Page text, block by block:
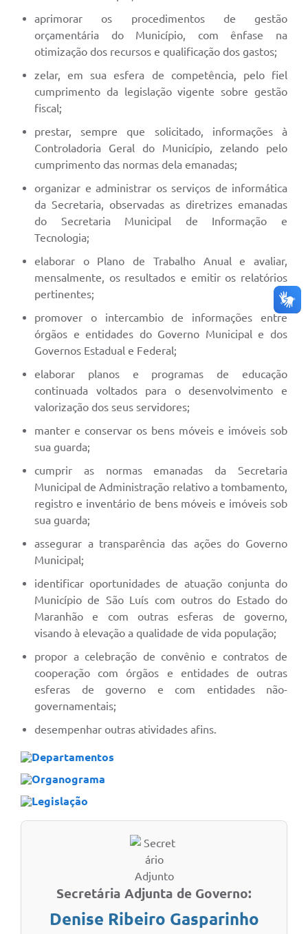
aprimorar os procedimentos de gestão
orçamentária do Município, com ênfase na
otimização dos recursos e qualificação dos gastos;
zelar, em sua esfera de competência, pelo fiel
cumprimento da legislação vigente sobre gestão
fiscal;
prestar, sempre que solicitado, informações à
Controladoria Geral do Município, zelando pelo
cumprimento das normas dela emanadas;
organizar e administrar os serviços de informática
da Secretaria, observadas as diretrizes emanadas
do Secretaria Municipal de Informação e
Tecnologia;
elaborar o Plano de Trabalho Anual e avaliar,
mensalmente, os resultados e emitir os relatórios
pertinentes;
promover o intercambio de informações entre
órgãos e entidades do Governo Municipal e dos
Governos Estadual e Federal;
elaborar planos e programas de educação
continuada voltados para o desenvolvimento e
valorização dos seus servidores;
manter e conservar os bens móveis e imóveis sob
sua guarda;
cumprir as normas emanadas da Secretaria
Municipal de Administração relativo a tombamento,
registro e inventário de bens móveis e imóveis sob
sua guarda;
assegurar a transparência das ações do Governo
Municipal;
identificar oportunidades de atuação conjunta do
Município de São Luís com outros do Estado do
Maranhão e com outras esferas de governo,
visando à elevação a qualidade de vida população;
propor a celebração de convênio e contratos de
cooperação com órgãos e entidades de outras
esferas de governo e com entidades não-
governamentais;
desempenhar outras atividades afins.
Departamentos
Organograma
Legislação
Secretária Adjunta de Governo:
Denise Ribeiro Gasparinho